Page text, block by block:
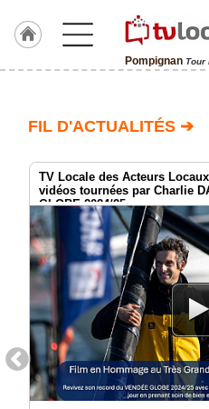
Pompignan Tour
Pompignan
TvLocale
France
Accueil
RUBRIQUES
Agenda
Gazette
FIL D'ACTUALITÉS ➔
TV Locale des Acteurs
vidéos tournées par Charlie
GLOBE 2024/25